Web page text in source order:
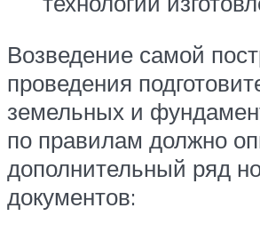
Возведение самой
проведения
земельных и
по правилам должно
дополнительный ряд
документов: